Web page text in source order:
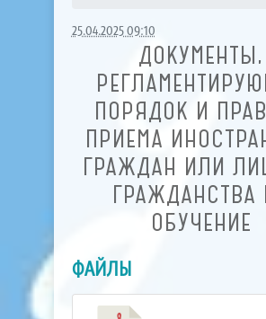
25.04.2025 09:10
ДОКУМЕНТЫ,
ПОРЯДОК И
ПРИЕМА
ГРАЖДАН ИЛИ
ГРАЖДАНСТВА
ОБУЧЕНИЕ
ФАЙЛЫ